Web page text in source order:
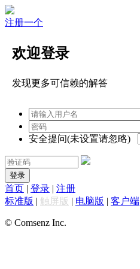
注册一个
欢迎登录
发现更多可信赖的解答
安全提问(未设置请忽略)
登录
首页 | 登录 | 注册
标准版 | 触屏版 | 电脑版 | 客户端
© Comsenz Inc.